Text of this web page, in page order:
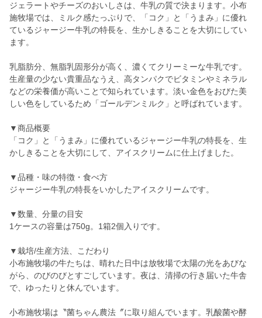
ジェラートやチーズのおいしさは、牛乳の質で決まります。小布
施牧場では、ミルク感たっぷりで、「コク」と「うまみ」に優れ
ているジャージー牛乳の特長を、生かしきることを大切にしてい
ます。
乳脂肪分、無脂乳固形分が高く、濃くてクリーミーな牛乳です。
生産量の少ない貴重品なうえ、高タンパクでビタミンやミネラル
などの栄養価が高いことで知られています。淡い金色をおびた美
しい色をしているため「ゴールデンミルク」と呼ばれています。
▼商品概要
「コク」と「うまみ」に優れているジャージー牛乳の特長を、生
かしきることを大切にして、アイスクリームに仕上げました。
▼品種・味の特徴・食べ方
ジャージー牛乳の特長をいかしたアイスクリームです。
▼数量、分量の目安
1ケースの容量は750g。1箱2個入りです。
▼栽培/生産方法、こだわり
小布施牧場の牛たちは、晴れた日中は放牧場で太陽の光をあびな
がら、のびのびとすごしています。夜は、清掃の行き届いた牛舎
で、ゆったりと休んでいます。
小布施牧場は〝菌ちゃん農法〞に取り組んでいます。乳酸菌や酵